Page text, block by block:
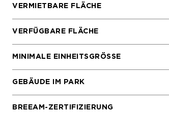
VERMIETBARE FLÄCHE
VERFÜGBARE FLÄCHE
MINIMALE EINHEITSGRÖSSE
GEBÄUDE IM PARK
BREEAM-ZERTIFIZIERUNG